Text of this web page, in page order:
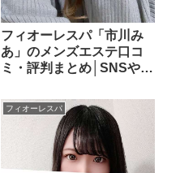
フィオーレスパ「市川み
あ」のメンズエステ口コ
ミ・評判まとめ│SNSや掲
由とは？
フィオーレスパ